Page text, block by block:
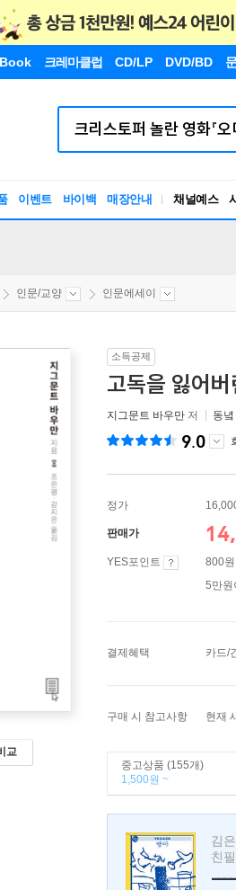
크레마클럽 CD/LP DVD/BD
이벤트 바이백 매장안내 채널예스
인문/교양 인문에세이
교
소득공제
고독을 잃어
지그문트 바우만 저 동녘
9.0
정가
판매가
YES포인트
800
5만원
결제혜택 카드/
구매 시 참고사항 현재
중고상품 (155개)
1,500원 ~
김
친